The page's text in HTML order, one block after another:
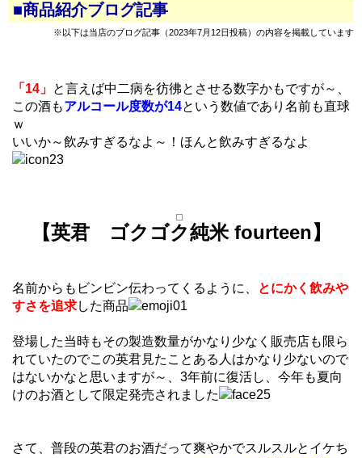
■商品紹介ブログ記事
※以下は当店のブログ記事（2023年7月12日投稿）の内容を掲載しています
「14」 と言えば中二病を彷彿とさせる数字かもですが～、
この酒もアルコール度数が14という数値であり名前も直球
ｗ
いいか～飲みすぎるなよ～！ほんと飲みすぎるなよ
【英君 ゴクゴク純米 fourteen】
名前からもビンビン伝わってくるように、
とにかく飲みや
すさを追求した商品
登場した当時もその製造数量がかなり少なく販売店も限ら
れていたのでこの英君見たことある人はかなり少ないので
はないかなと思いますが～、3年前に復活し、今年も夏向
けのお酒として限定発売されました
さて、普段の英君のお酒だって爽やかでスルスルとイケち